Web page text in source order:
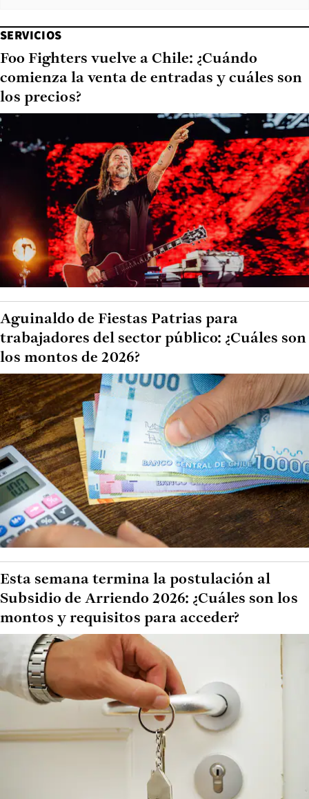
SERVICIOS
Foo Fighters vuelve a Chile: ¿Cuándo
comienza la venta de entradas y cuáles son
los precios?
Aguinaldo de Fiestas Patrias para
trabajadores del sector público: ¿Cuáles son
los montos de 2026?
Esta semana termina la postulación al
Subsidio de Arriendo 2026: ¿Cuáles son los
montos y requisitos para acceder?